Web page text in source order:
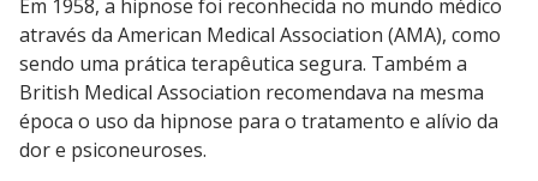
Em 1958, a hipnose foi reconhecida no mundo médico
através da American Medical Association (AMA), como
sendo uma prática terapêutica segura. Também a
British Medical Association recomendava na mesma
época o uso da hipnose para o tratamento e alívio da
dor e psiconeuroses.